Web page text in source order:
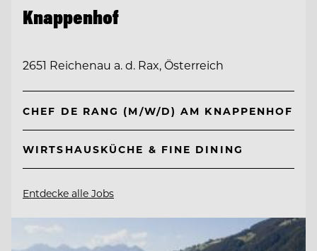
Knappenhof
2651 Reichenau a. d. Rax, Österreich
CHEF DE RANG (M/W/D) AM KNAPPENHOF
WIRTSHAUSKÜCHE & FINE DINING
Entdecke alle Jobs